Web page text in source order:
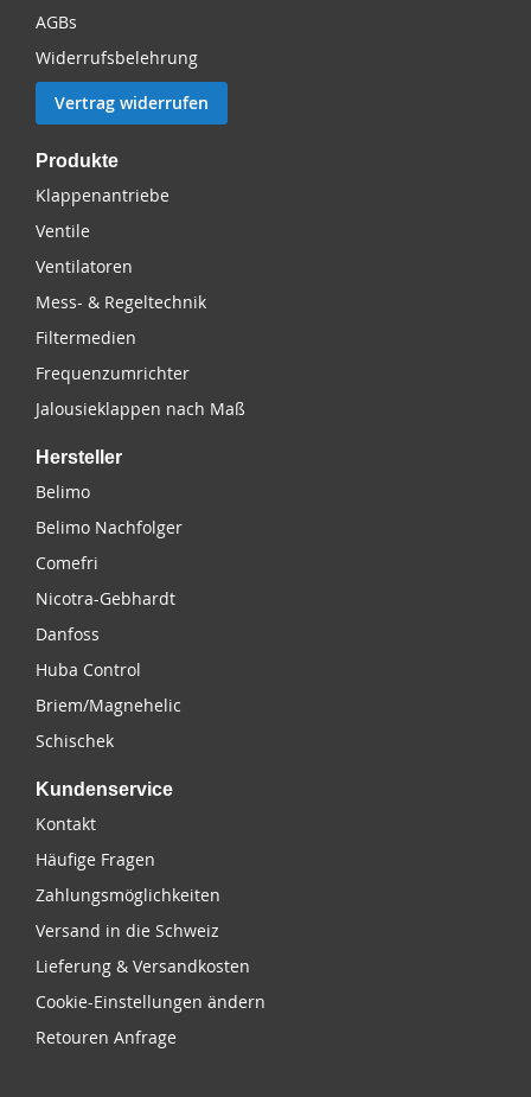
AGBs
Widerrufsbelehrung
Vertrag widerrufen
Produkte
Klappenantriebe
Ventile
Ventilatoren
Mess- & Regeltechnik
Filtermedien
Frequenzumrichter
Jalousieklappen nach Maß
Hersteller
Belimo
Belimo Nachfolger
Comefri
Nicotra-Gebhardt
Danfoss
Huba Control
Briem/Magnehelic
Schischek
Kundenservice
Kontakt
Häufige Fragen
Zahlungsmöglichkeiten
Versand in die Schweiz
Lieferung & Versandkosten
Cookie-Einstellungen ändern
Retouren Anfrage